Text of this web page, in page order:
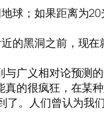
球；如果距离为
的黑洞之前，现
广义相对论预测
的很疯狂，在某
了。人们曾认为